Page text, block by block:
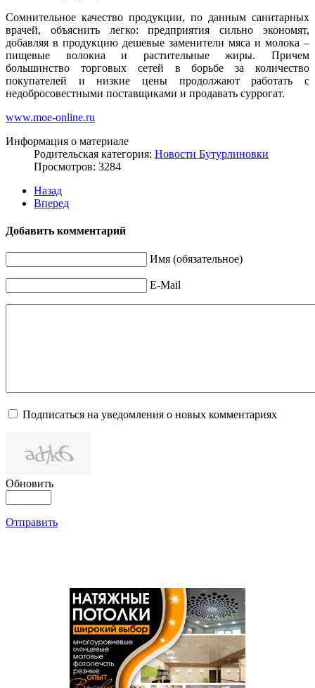
Сомнительное качество продукции, по данным санитарных
врачей, объяснить легко: предприятия сильно экономят,
добавляя в продукцию дешевые заменители мяса и молока –
пищевые волокна и растительные жиры. Причем
большинство торговых сетей в борьбе за количество
покупателей и низкие цены продолжают работать с
недобросовестными поставщиками и продавать суррогат.
www.moe-online.ru
Информация о материале
Родительская категория: Новости Бутурлиновки
Просмотров: 3284
Назад
Вперед
Добавить комментарий
Имя (обязательное)
E-Mail
Подписаться на уведомления о новых комментариях
Обновить
Отправить